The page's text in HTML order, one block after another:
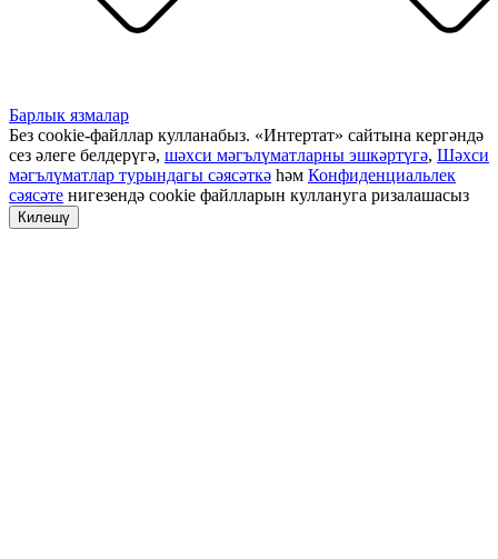
Барлык язмалар
Без cookie-файллар кулланабыз. «Интертат» сайтына кергәндә
сез әлеге белдерүгә, шәхси мәгълүматларны эшкәртүгә, Шәхси
мәгълүматлар турындагы сәясәткә һәм Конфиденциальлек
сәясәте нигезендә cookie файлларын куллануга ризалашасыз
Килешү